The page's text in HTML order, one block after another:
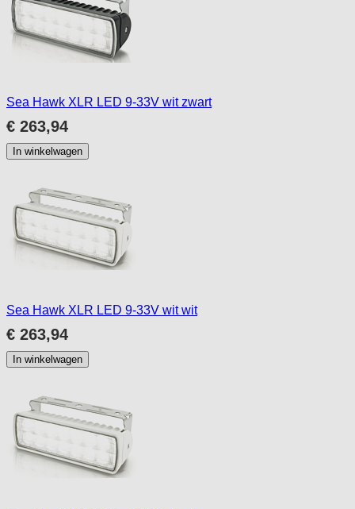
Sea Hawk XLR LED 9-33V wit zwart
€ 263,94
In winkelwagen
Sea Hawk XLR LED 9-33V wit wit
€ 263,94
In winkelwagen